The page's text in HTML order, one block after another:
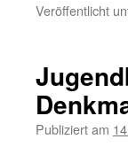
Veröffentlicht
Publiziert am